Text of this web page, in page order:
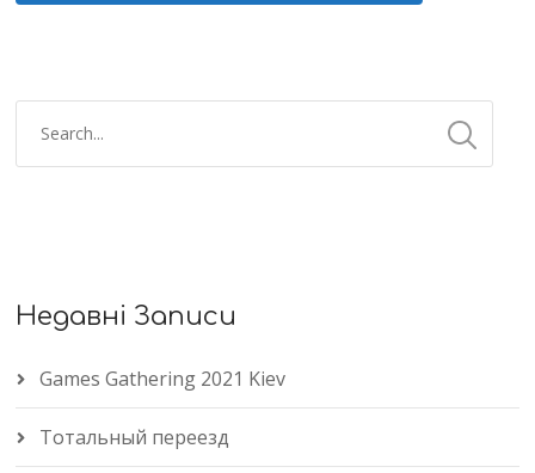
Недавні Записи
Games Gathering 2021 Kiev
Тотальный переезд